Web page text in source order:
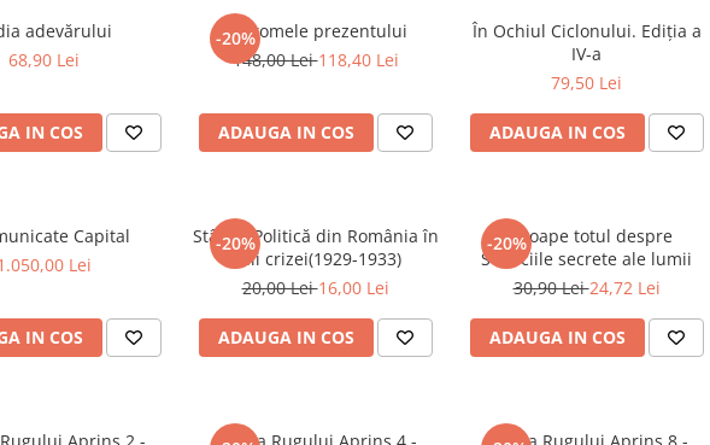
adevărului
68,90 Lei
IN COS
-20%
Fantomele prezentului
148,00 Lei118,40 Lei
ADAUGA IN COS
În Ochiul Ciclonului. Ediția a
IV-a
79,50 Lei
ADAUGA IN COS
Capital
Lei
IN COS
-20%
Stânga Politică din România în
anii crizei(1929-1933)
20,00 Lei16,00 Lei
ADAUGA IN COS
-20%
Aproape totul despre
Serviciile secrete ale lumii
30,90 Lei24,72 Lei
ADAUGA IN COS